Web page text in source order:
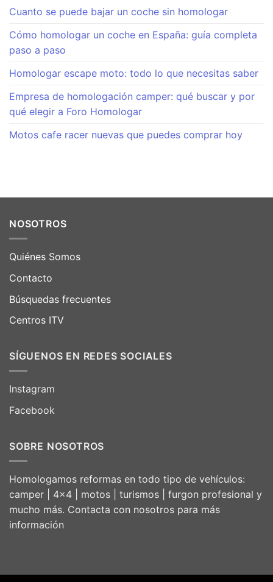
Cuanto se puede bajar un coche sin homologar
Cómo homologar un coche en España: guía completa
paso a paso
Homologar escape moto: todo lo que necesitas saber
Empresa de homologación camper: qué buscar y por
qué elegir a Foro Homologar
Motos cafe racer nuevas que puedes comprar hoy
NOSOTROS
Quiénes Somos
Contacto
Búsquedas frecuentes
Centros ITV
SÍGUENOS EN REDES SOCIALES
Instagram
Facebook
SOBRE NOSOTROS
Homologamos reformas en todo tipo de vehículos:
camper | 4×4 | motos | turismos | furgon profesional y
mucho más. Contacta con nosotros para más
información